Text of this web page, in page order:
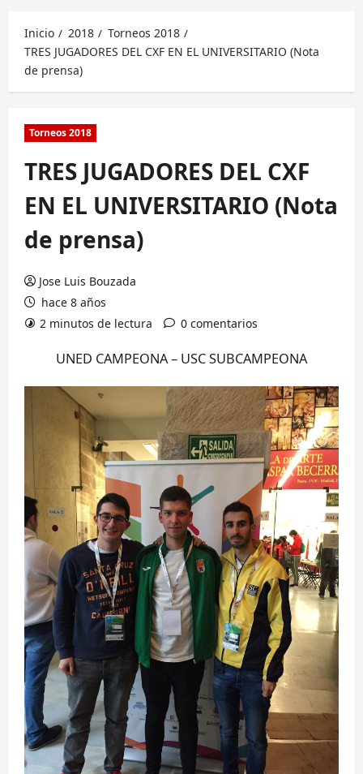
Inicio
2018
Torneos 2018
TRES JUGADORES DEL CXF EN EL UNIVERSITARIO (Nota
de prensa)
Torneos 2018
TRES JUGADORES DEL CXF
EN EL UNIVERSITARIO (Nota
de prensa)
Jose Luis Bouzada
hace 8 años
2 minutos de lectura
0 comentarios
UNED CAMPEONA – USC SUBCAMPEONA